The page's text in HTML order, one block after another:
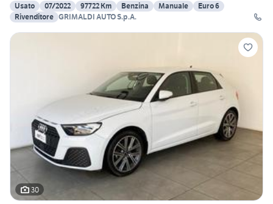
Usato
07/2022 97722 Km Benzina Manuale
Euro 6
Rivenditore GRIMALDI AUTO S.p.A.
30